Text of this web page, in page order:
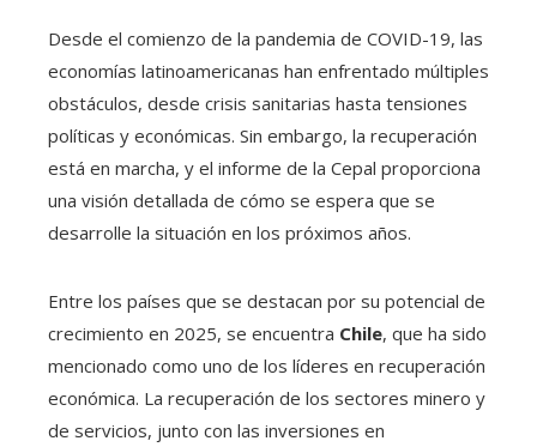
Desde el comienzo de la pandemia de COVID-19, las
economías latinoamericanas han enfrentado múltiples
obstáculos, desde crisis sanitarias hasta tensiones
políticas y económicas. Sin embargo, la recuperación
está en marcha, y el informe de la Cepal proporciona
una visión detallada de cómo se espera que se
desarrolle la situación en los próximos años.
Entre los países que se destacan por su potencial de
crecimiento en 2025, se encuentra Chile, que ha sido
mencionado como uno de los líderes en recuperación
económica. La recuperación de los sectores minero y
de servicios, junto con las inversiones en